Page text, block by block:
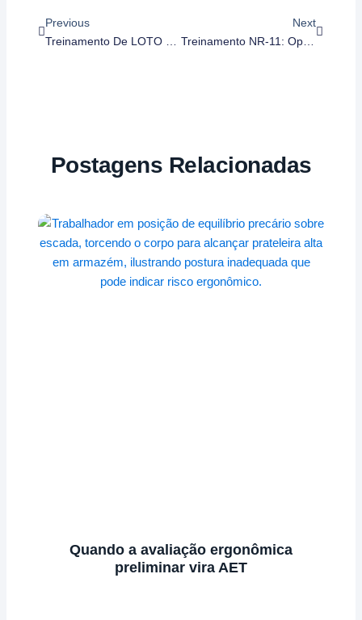
Previous
Treinamento De LOTO – Bloqueio E Etiquetagem (Lockout/Tagout)
Next
Treinamento NR-11: Operador De Empilhadeira (Iniciação)
Postagens Relacionadas
Quando a avaliação ergonômica
preliminar vira AET